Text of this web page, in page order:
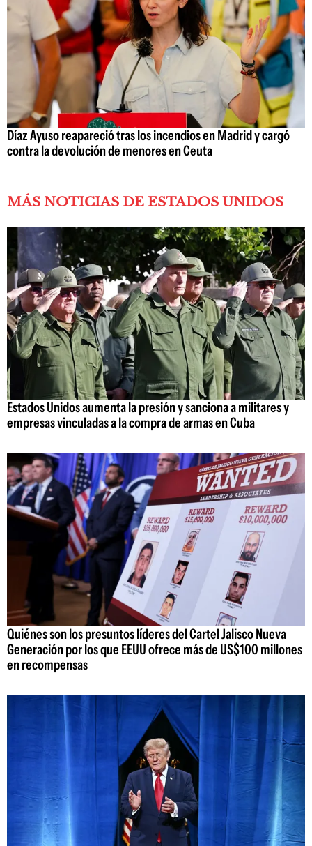
Díaz Ayuso reapareció tras los incendios en Madrid y cargó
contra la devolución de menores en Ceuta
MÁS NOTICIAS DE ESTADOS UNIDOS
Estados Unidos aumenta la presión y sanciona a militares y
empresas vinculadas a la compra de armas en Cuba
Quiénes son los presuntos líderes del Cartel Jalisco Nueva
Generación por los que EEUU ofrece más de US$100 millones
en recompensas